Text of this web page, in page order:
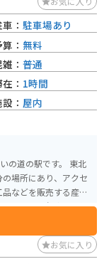
が現存し、東日本随一
よって植樹されたも
（正式には「愛宕
義経にまつわる像が
800円、高校生500
の駅です。 東北
場所にあり、アクセ
わえない逸品として
： 駐車場あり
： 無料
： 普通
： 1時間
： 屋内
お気に入り